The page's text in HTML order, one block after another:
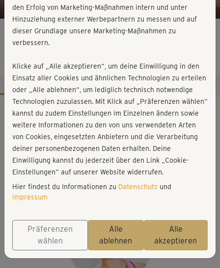
Morning Workouts - sanfter Start
Workout-Facts
leicht
10 Min
39 kcal
Elisa Dambeck
Matte
den Erfolg von Marketing-Maßnahmen intern und unter
Hinzuziehung externer Werbepartnern zu messen und auf
dieser Grundlage unsere Marketing-Maßnahmen zu
verbessern.
Klicke auf „Alle akzeptieren“, um deine Einwilligung in den
Einsatz aller Cookies und ähnlichen Technologien zu erteilen
oder „Alle ablehnen“, um lediglich technisch notwendige
Technologien zuzulassen. Mit Klick auf „Präferenzen wählen“
kannst du zudem Einstellungen im Einzelnen ändern sowie
weitere Informationen zu den von uns verwendeten Arten
von Cookies, eingesetzten Anbietern und die Verarbeitung
deiner personenbezogenen Daten erhalten. Deine
Einwilligung kannst du jederzeit über den Link „Cookie-
Einstellungen“ auf unserer Website widerrufen.
Hier findest du Informationen zu Datenschutz und
Impressum
Präferenzen
wählen
Alle
ablehnen
Alle
akzeptieren